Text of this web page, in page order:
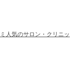
人気のサロン・クリニッ